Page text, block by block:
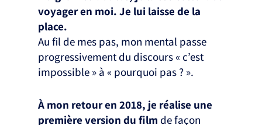
voyager en moi. Je lui laisse de la
place.
Au fil de mes pas, mon mental passe
progressivement du discours « c’est
impossible » à « pourquoi pas ? ».
Àmon retour en 2018, je réalise une
première version du film de façon